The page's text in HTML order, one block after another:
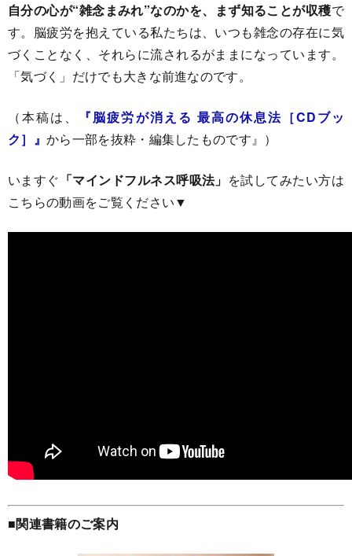
自分の心が“雑念まみれ”なのかを、まず知ることが収穫で
す。脳疲労を抱えている私たちは、いつも雑念の存在に気
づくことなく、それらに流されるがままになっています。
「気づく」だけでも大きな前進なのです。
（本稿は、
『脳疲労が消える 最高の休息法［CDブッ
ク］』 から一部を抜粋・編集したものです』）
いますぐ 「マインドフルネス呼吸法」 を試してみたい方は
こちらの動画をご覧ください▼
■関連書籍のご案内